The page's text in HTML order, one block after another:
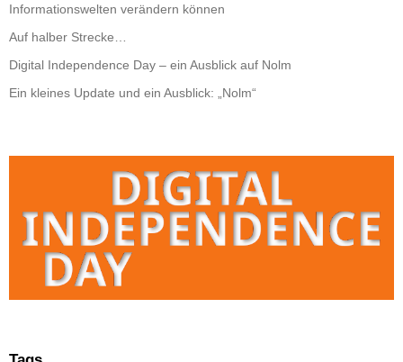
Informationswelten verändern können
Auf halber Strecke…
Digital Independence Day – ein Ausblick auf Nolm
Ein kleines Update und ein Ausblick: „Nolm“